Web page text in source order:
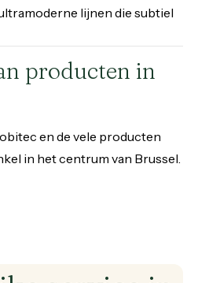
lijnen die subtiel
producten in
en de vele producten
in het centrum van Brussel.